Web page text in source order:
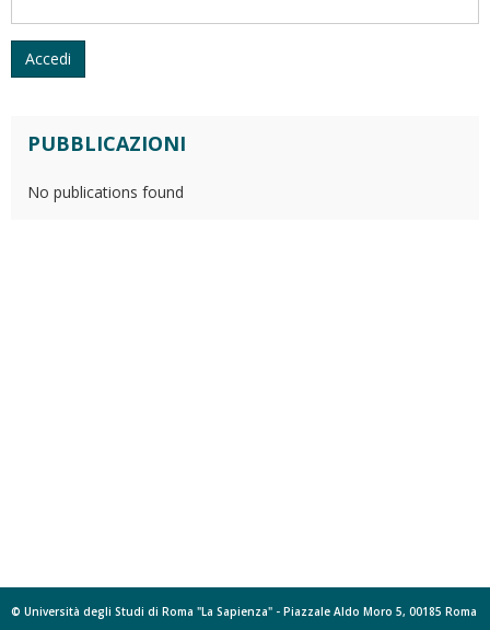
Accedi
PUBBLICAZIONI
No publications found
© Università degli Studi di Roma "La Sapienza" - Piazzale Aldo Moro 5, 00185 Roma